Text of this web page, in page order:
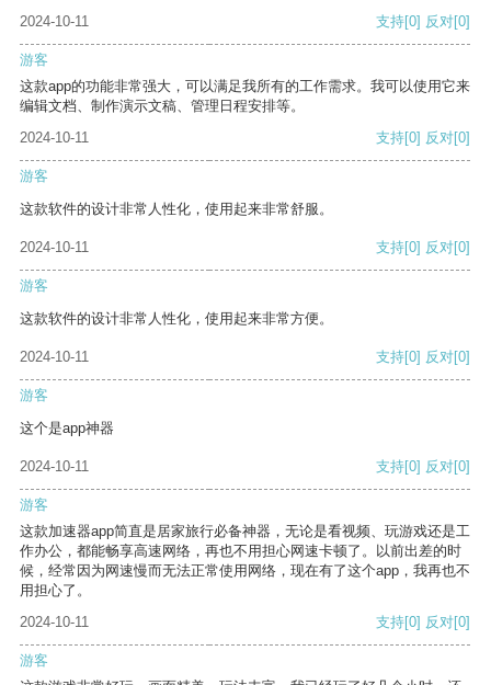
2024-10-11
支持[0] 反对[0]
游客
这款app的功能非常强大，可以满足我所有的工作需求。我可以使用它来
编辑文档、制作演示文稿、管理日程安排等。
2024-10-11
支持[0] 反对[0]
游客
这款软件的设计非常人性化，使用起来非常舒服。
2024-10-11 支持[0] 反对[0]
游客
这款软件的设计非常人性化，使用起来非常方便。
2024-10-11 支持[0] 反对[0]
游客
这个是app神器
2024-10-11 支持[0] 反对[0]
游客
这款加速器app简直是居家旅行必备神器，无论是看视频、玩游戏还是工
作办公，都能畅享高速网络，再也不用担心网速卡顿了。以前出差的时
候，经常因为网速慢而无法正常使用网络，现在有了这个app，我再也不
用担心了。
2024-10-11
支持[0] 反对[0]
游客